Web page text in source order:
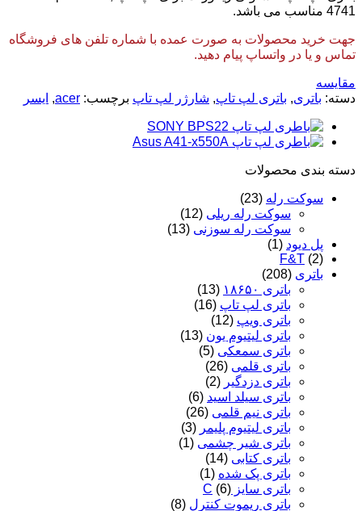
4741 مناسب می باشد.
جهت خرید محصولات به صورت عمده با شماره تلفن های فروشگاه
تماس و یا در واتساپ پیام دهید.
مقایسه
دسته: باتری, باتری لپ تاپ, شارژر لپ تاپ برچسب: acer
, ایسر
دسته‌ بندی محصولات
سوکت رله (23)
سوکت رله ریلی (12)
سوکت رله سوزنی (13)
پل دیود (1)
F&T (2)
باتری (208)
باتری ۱۸۶۵۰
(13)
باتری لپ تاپ (16)
باتری ویپ (12)
باتری لیتیوم یون (13)
باتری سمعکی (5)
باتری قلمی (26)
باتری دزدگیر (2)
باتری سیلد اسید (6)
باتری نیم قلمی (26)
باتری لیتیوم پلیمر (3)
باتری شیر چشمی (1)
باتری کتابی (14)
باتری پک شده (1)
باتری سایز C (6)
باتری ریموت کنترل (8)